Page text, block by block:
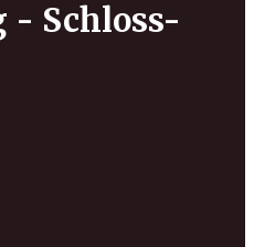
- Schloss-